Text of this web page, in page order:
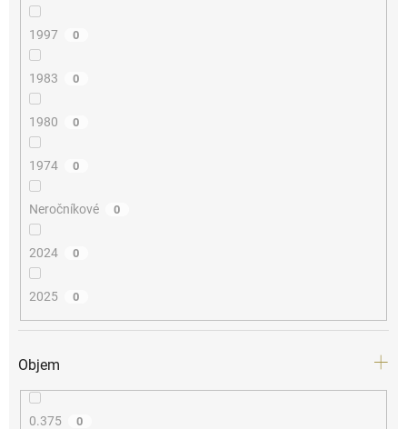
1997 0
1983 0
1980 0
1974 0
Neročníkové 0
2024 0
2025 0
Objem
0.375 0